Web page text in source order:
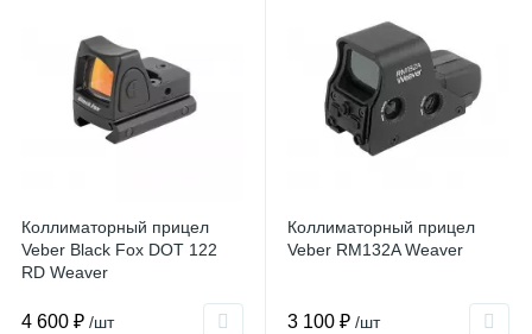
Коллиматорный прицел
Veber Black Fox DOT 122
RD Weaver
4 600 ₽ /шт
Коллиматорный прицел
Veber RM132A Weaver
3 100 ₽ /шт